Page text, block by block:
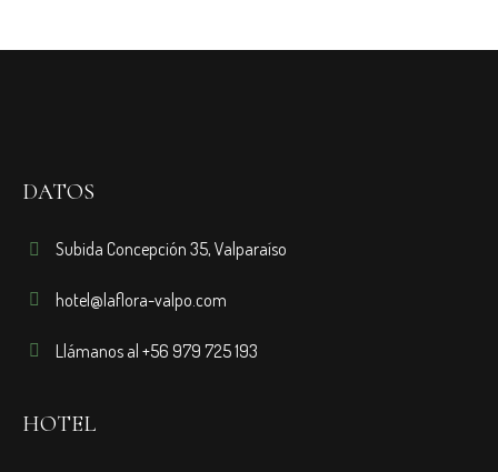
DATOS
Subida Concepción 35, Valparaíso
hotel@laflora-valpo.com
Llámanos al +56 979 725 193
HOTEL